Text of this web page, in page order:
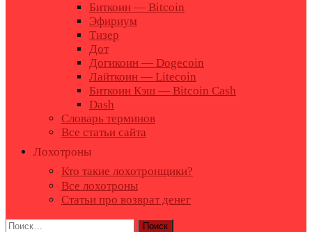
Биткоин — Bitcoin
Эфириум
Тизер
Дот
Догикоин — Dogecoin
Лайткоин — Litecoin
Биткоин Кэш — Bitcoin Cash
Dash
Словарь терминов
Все статьи сайта
Лохотроны
Кто такие лохотронщики?
Все лохотроны
Статьи про возврат денег
Найти: